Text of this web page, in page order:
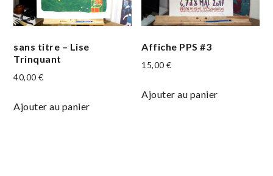
sans titre – Lise
Trinquant
40,00€
Ajouter au panier
Affiche PPS #3
15,00€
Ajouter au panier